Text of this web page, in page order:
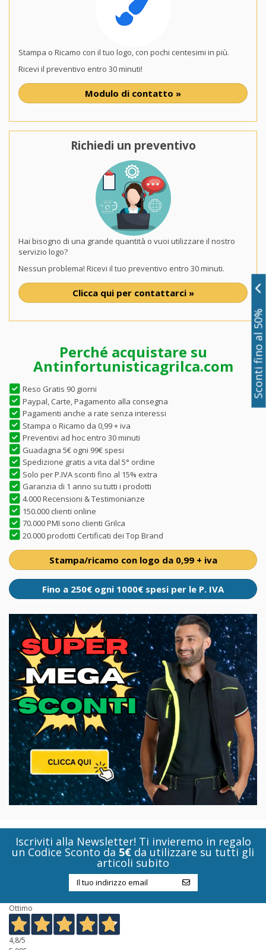
Stampa o Ricamo con il tuo logo, con pochi centesimi in più.
Ricevi il preventivo entro 30 minuti!
Modulo di contatto »
Richiedi un preventivo
Hai bisogno di una grande quantità o vuoi utilizzare il nostro
servizio logo?
Nessun problema! Ricevi il tuo preventivo entro 30 minuti.
Clicca qui per contattarci »
Perché acquistare su
Antinfortunisticagrilca.com
Reso Gratis 90 giorni
Paypal, Carte, Pagamento alla consegna
Pagamenti anche a rate senza interessi
Stampa o Ricamo da 0,99 + iva
Preventivi ad hoc entro 30 minuti
Guadagna 5€ ogni 99€ spesi
Spedizione gratis a vita dal 5° ordine
Solo per P.IVA sconti fino al 15% extra
Garanzia di 1 anno su tutti i prodotti
4.000 Recensioni & Testimonianze
150.000 clienti online
70.000 PMI sono clienti Grilca
20.000 prodotti Certificati dei Top Brand
Stampa/ricamo con logo da 0,99 + iva
Fino a 250€ ogni 1000€ spesi per le P. IVA
Iscriviti alla Newsletter! Ti invieremo in regalo
un Codice Sconto da 5€ da utilizzare su tutti gli
articoli subito
Ottimo
4,8/5
Sconti fino al 50%